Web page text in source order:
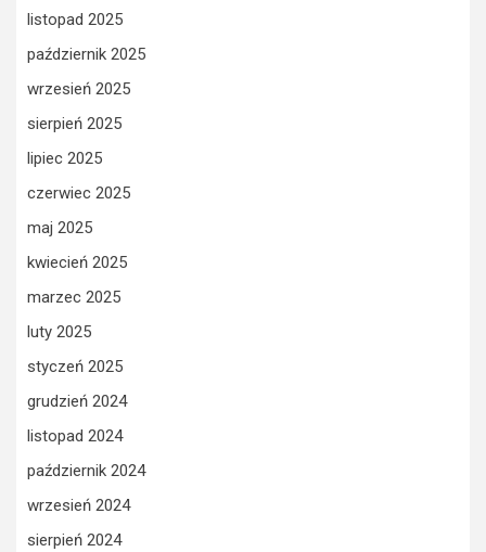
listopad 2025
październik 2025
wrzesień 2025
sierpień 2025
lipiec 2025
czerwiec 2025
maj 2025
kwiecień 2025
marzec 2025
luty 2025
styczeń 2025
grudzień 2024
listopad 2024
październik 2024
wrzesień 2024
sierpień 2024